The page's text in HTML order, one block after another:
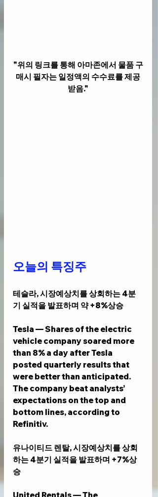
"위의 링크를 통해 아마존에서 물품 구
매시 필자는 일정액의 수수료를 제공
받음."
오늘의 특징주
테슬라, 시장예상치를 상회하는 4분
기 실적을 발표하며 약 +8%상승
Tesla — Shares of the electric
vehicle company soared more
than 8% a day after Tesla
posted quarterly results that
were better than anticipated.
The company beat analysts’
expectations on the top and
bottom lines, according to
Refinitiv.
유나이티드 렌탈, 시장예상치를 상회
하는 4분기 실적을 발표하며 +7%상
승